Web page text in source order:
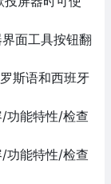
面工具按钮翻
斯语和西班牙
功能特性/检查
功能特性/检查